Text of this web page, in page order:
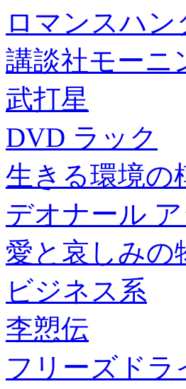
ロマンスハン
講談社モーニ
武打星
DVD ラック
生きる環境の
デオナール
愛と哀しみの
ビジネス系
李愬伝
フリーズド